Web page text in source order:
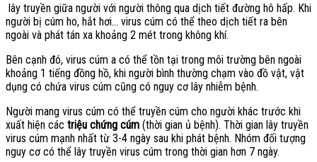
lây truyền giữa người với người thông qua dịch tiết đường hô hấp. Khi
người bị cúm ho, hắt hơi… virus cúm có thể theo dịch tiết ra bên
ngoài và phát tán xa khoảng 2 mét trong không khí.
Bên cạnh đó, virus cúm a có thể tồn tại trong môi trường bên ngoài
khoảng 1 tiếng đồng hồ, khi người bình thường chạm vào đồ vật, vật
dụng có chứa virus cúm cũng có nguy cơ lây nhiễm bệnh.
Người mang virus cúm có thể truyền cúm cho người khác trước khi
xuất hiện các triệu chứng cúm (thời gian ủ bệnh). Thời gian lây truyền
virus cúm mạnh nhất từ 3-4 ngày sau khi phát bệnh. Nhóm đối tượng
nguy cơ có thể lây truyền virus cúm trong thời gian hơn 7 ngày.